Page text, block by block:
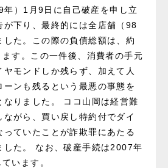
年）1月9日に自己破産を申し立
が下り、最終的には全店舗（98
した。この際の負債総額は、約
す。この一件後、消費者の手元
モンドしか残らず、加えて人
ーンも残るという最悪の事態を
なりました。 ココ山岡は経営難
ながら、買い戻し特約付でダイ
っていたことが詐欺罪にあたる
した。 なお、破産手続は2007年
います。